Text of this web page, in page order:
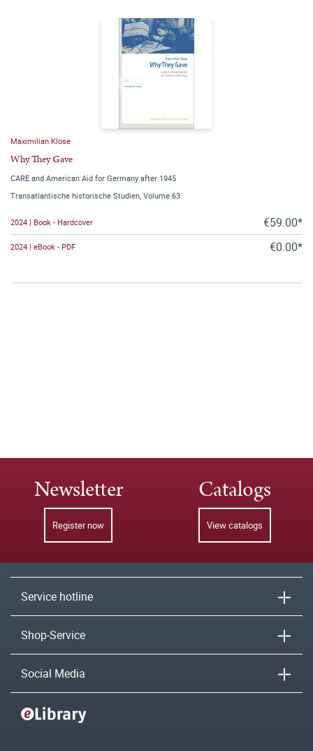
Maximilian Klose
Why They Gave
CARE and American Aid for Germany after 1945
Transatlantische historische Studien, Volume 63
2024 | Book - Hardcover €59.00*
2024 | eBook - PDF €0.00*
Newsletter
Register now
Catalogs
View catalogs
Service hotline
Shop-Service
Social Media